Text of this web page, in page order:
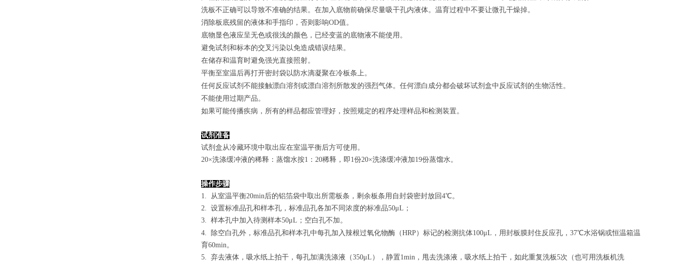
洗板不正确可以导致不准确的结果。在加入底物前确保尽量吸干孔内液体。温育过程中不要让微孔干燥掉。
消除板底残留的液体和手指印，否则影响OD值。
底物显色液应呈无色或很浅的颜色，已经变蓝的底物液不能使用。
避免试剂和标本的交叉污染以免造成错误结果。
在储存和温育时避免强光直接照射。
平衡至室温后再打开密封袋以防水滴凝聚在冷板条上。
任何反应试剂不能接触漂白溶剂或漂白溶剂所散发的强烈气体。任何漂白成分都会破坏试剂盒中反应试剂的生物活性。
不能使用过期产品。
如果可能传播疾病，所有的样品都应管理好，按照规定的程序处理样品和检测装置。
试剂准备
试剂盒从冷藏环境中取出应在室温平衡后方可使用。
20×洗涤缓冲液的稀释：蒸馏水按1：20稀释，即1份20×洗涤缓冲液加19份蒸馏水。
操作步骤
1. 从室温平衡20min后的铝箔袋中取出所需板条，剩余板条用自封袋密封放回4℃。
2. 设置标准品孔和样本孔，标准品孔各加不同浓度的标准品50μL；
3. 样本孔中 加 入待测样本50μL；空白孔不加。
4.
除空白孔外，标准品孔和样本孔中每孔加入辣根过氧化物酶（HRP）标记的检测抗体100μL，用封板膜封住反应孔，37℃水浴锅或恒温箱温
育60min。
5. 弃去液体，吸水纸上拍干，每孔加满洗涤液 （350μL ）
，静置1min，甩去洗涤液，吸水纸上拍干，如此重复洗板5次（也可用洗板机洗